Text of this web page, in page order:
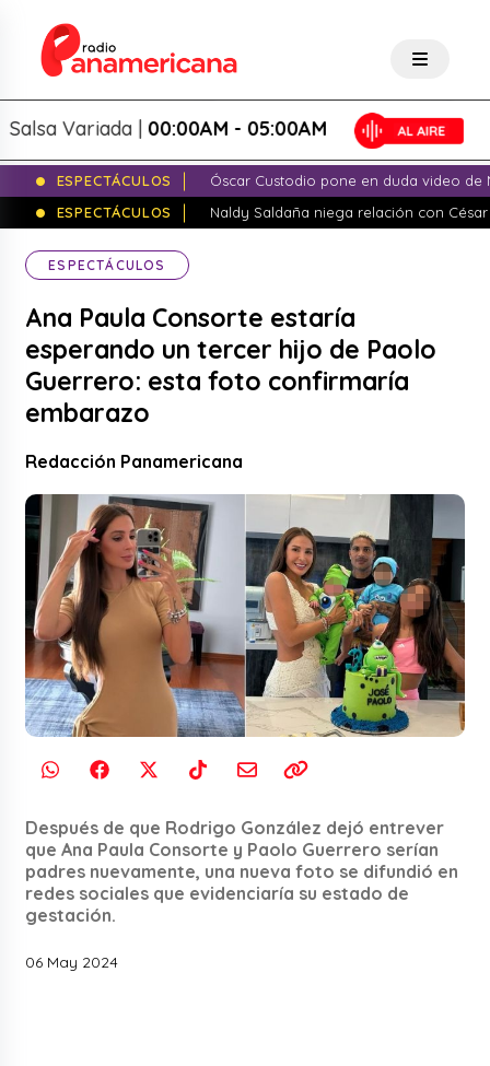
Variada |00:00AM - 05:00AM
ESPECTÁCULOS
Óscar Custodio pone en duda video de
ESPECTÁCULOS
Naldy Saldaña niega relación con
ESPECTÁCULOS
Ana Paula Consorte estaría
esperando un tercer hijo de Paolo
Guerrero: esta foto confirmaría
embarazo
Redacción Panamericana
Después de que Rodrigo González dejó entrever
que Ana Paula Consorte y Paolo Guerrero serían
padres nuevamente, una nueva foto se difundió en
redes sociales que evidenciaría su estado de
gestación.
06 May 2024